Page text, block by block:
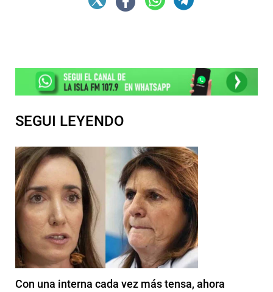
SEGUI LEYENDO
Con una interna cada vez más tensa, ahora